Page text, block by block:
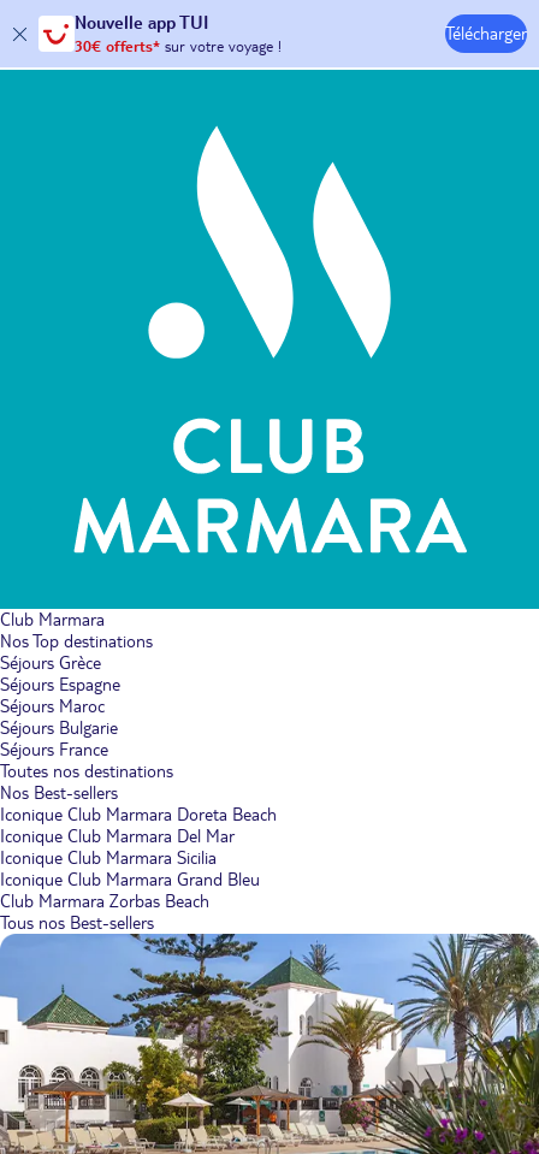
Nouvelle app TUI
30€ offerts*sur votre
avec le code :HAPPYAPP
Télécharger
Hôtels & Clubs
Club Marmara
Nos Top destinations
Séjours Grèce
Séjours Espagne
Séjours Maroc
Séjours Bulgarie
Séjours France
Toutes nos destinations
Nos Best-sellers
Iconique Club Marmara Doreta Beach
Iconique Club Marmara Del Mar
Iconique Club Marmara Sicilia
Iconique Club Marmara Grand Bleu
Club Marmara Zorbas Beach
Tous nos Best-sellers